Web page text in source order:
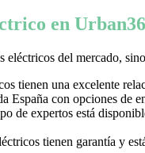
en
del mercado,
tienen una excelente
España con opciones de
de expertos está
tienen garantía y